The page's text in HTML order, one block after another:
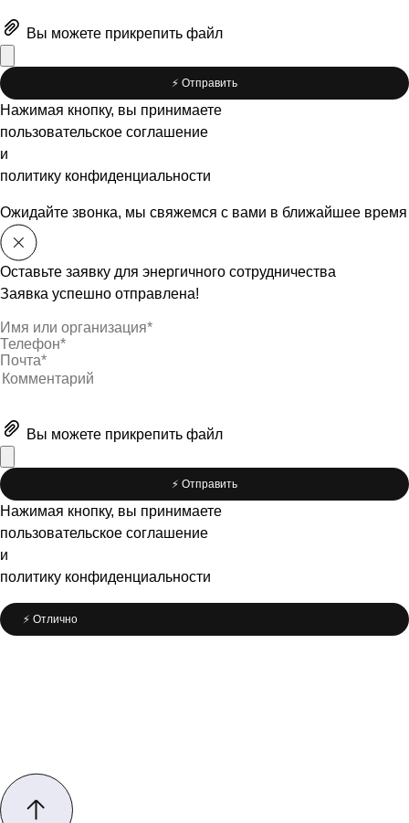
Вы можете прикрепить файл
⚡️ Отправить
Нажимая кнопку, вы принимаете
пользовательское соглашение
и
политику конфиденциальности
Ожидайте звонка, мы свяжемся с вами в ближайшее время
Оставьте заявку для энергичного сотрудничества
Заявка успешно отправлена!
Вы можете прикрепить файл
⚡️ Отправить
Нажимая кнопку, вы принимаете
пользовательское соглашение
и
политику конфиденциальности
⚡️ Отлично